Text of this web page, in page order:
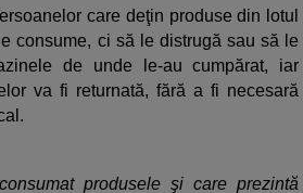
care deţin produse din lotul
consume, ci să le distrugă sau să le
de unde le-au cumpărat, iar
va fi returnată, fără a fi necesară
produsele şi care prezintă